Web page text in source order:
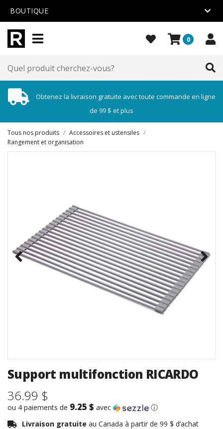
BOUTIQUE
0
Obtenez la livraison gratuite avec toute commande en ligne
de 99 $ et plus
Tous nos produits / Accessoires et ustensiles /
Rangement et organisation
Support multifonction RICARDO
36.99 $
ou 4 paiements de 9.25 $ avec
ⓘ
Livraison gratuite au Canada à partir de 99 $ d’achat